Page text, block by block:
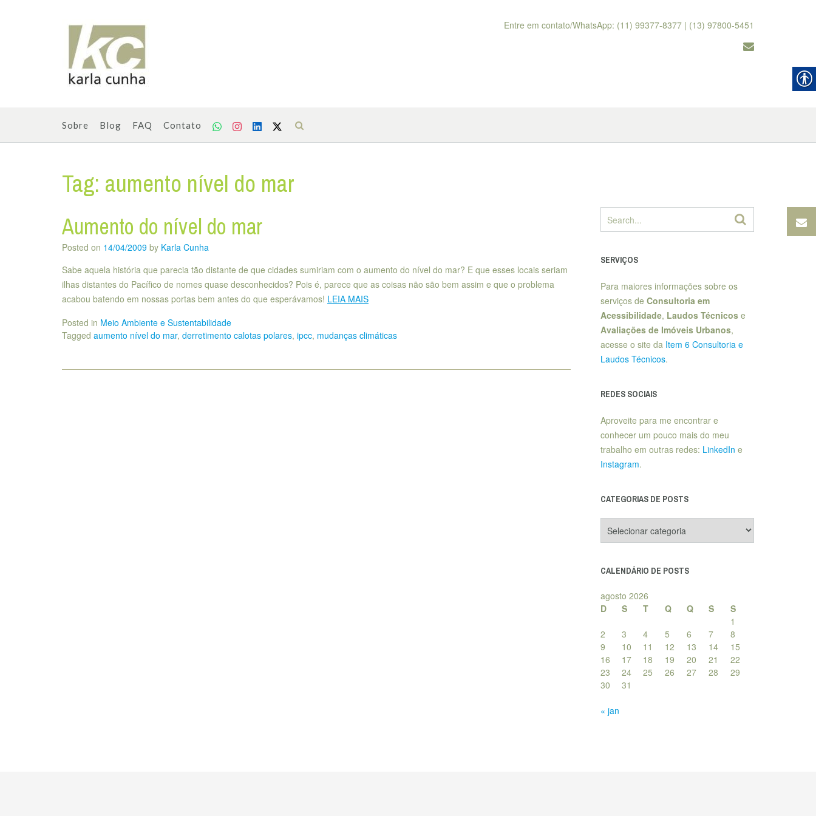
Entre em contato/WhatsApp: (11) 99377-8377 | (13) 97800-5451
Sobre Blog FAQ Contato
Tag: aumento nível do mar
Aumento do nível do mar
Posted on 14/04/2009 by Karla Cunha
Sabe aquela história que parecia tão distante de que cidades sumiriam com o aumento do nível do mar? E que esses locais seriam
ilhas distantes do Pacífico de nomes quase desconhecidos? Pois é, parece que as coisas não são bem assim e que o problema
acabou batendo em nossas portas bem antes do que esperávamos! LEIA MAIS
Posted in Meio Ambiente e Sustentabilidade
Tagged aumento nível do mar, derretimento calotas polares, ipcc, mudanças climáticas
SERVIÇOS
Para maiores informações sobre os
serviços de Consultoria em
Acessibilidade, Laudos Técnicose
Avaliações de Imóveis Urbanos,
acesse o site da Item 6 Consultoria e
Laudos Técnicos.
REDES SOCIAIS
Aproveite para me encontrar e
conhecer um pouco mais do meu
trabalho em outras redes: LinkedIn e
Instagram.
CATEGORIAS DE POSTS
de
CALENDÁRIO DE POSTS
agosto 2026
D
S T Q Q S
S
1
2
3 4 5 6 7
8
9
10 11 12 13 14
15
16
17 18 19 20 21
22
23
24 25 26 27 28
29
30
31
« jan